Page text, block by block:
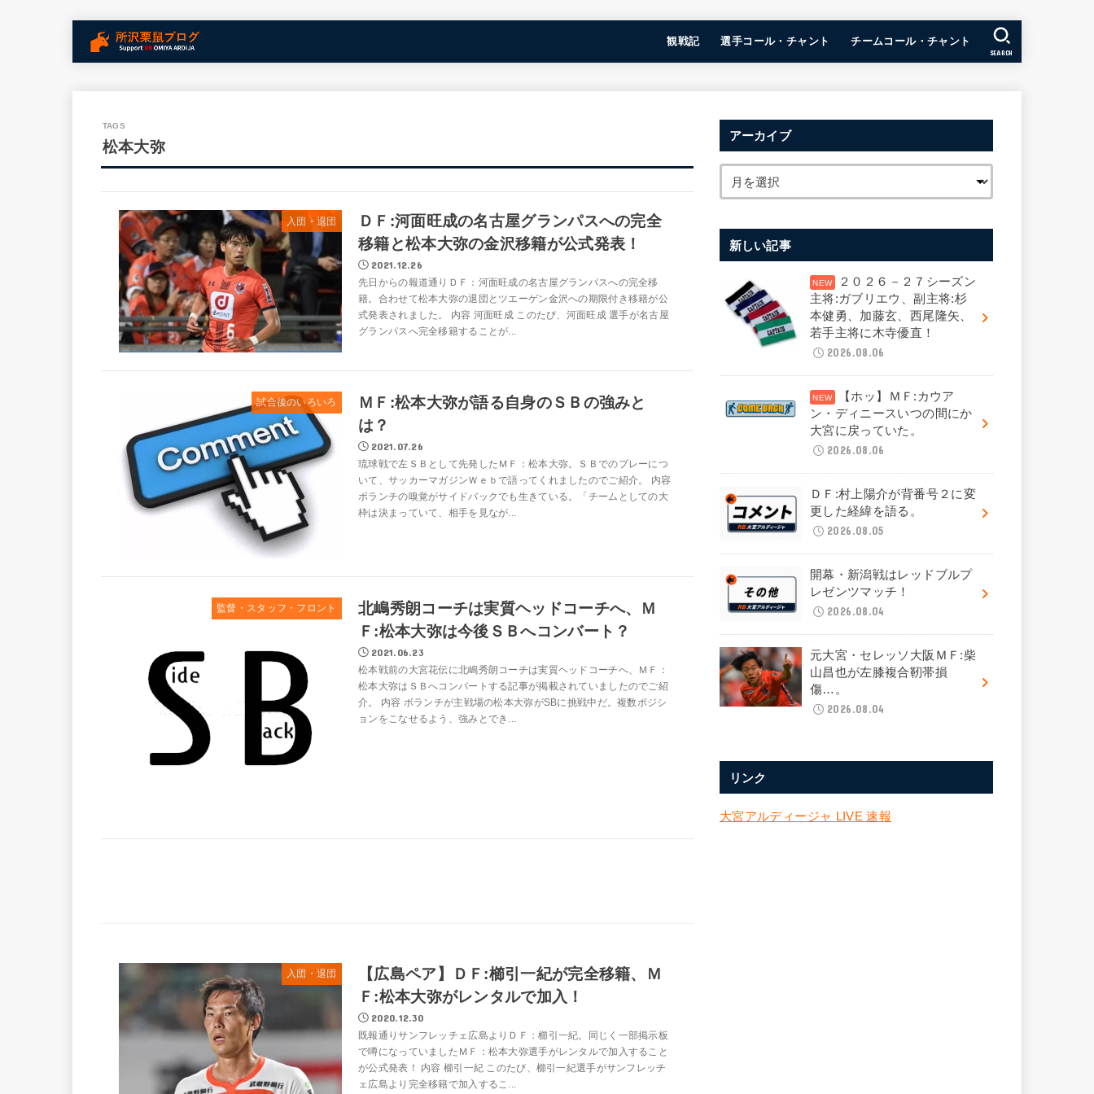
観戦記 選手コール・チャント チームコール・チャント
SEARCH
松本大弥
入団・退団
ＤＦ:河面旺成の名古屋グランパスへの完全
移籍と松本大弥の金沢移籍が公式発表！
2021.12.26
先日からの報道通りＤＦ：河面旺成の名古屋グランパスへの完全移
籍。合わせて松本大弥の退団とツエーゲン金沢への期限付き移籍が公
式発表されました。 内容 河面旺成 このたび、河面旺成 選手が名古屋
グランパスへ完全移籍することが...
試合後のいろいろ
ＭＦ:松本大弥が語る自身のＳＢの強みと
は？
2021.07.26
琉球戦で左ＳＢとして先発したＭＦ：松本大弥。ＳＢでのプレーにつ
いて、サッカーマガジンＷｅｂで語ってくれましたのでご紹介。 内容
ボランチの嗅覚がサイドバックでも生きている。「チームとしての大
枠は決まっていて、相手を見なが...
監督・スタッフ・フロント
北嶋秀朗コーチは実質ヘッドコーチへ、Ｍ
Ｆ:松本大弥は今後ＳＢへコンバート？
2021.06.23
松本戦前の大宮花伝に北嶋秀朗コーチは実質ヘッドコーチへ、ＭＦ：
松本大弥はＳＢへコンバートする記事が掲載されていましたのでご紹
介。 内容 ボランチが主戦場の松本大弥がSBに挑戦中だ。複数ポジシ
ョンをこなせるよう、強みとでき...
入団・退団
【広島ペア】ＤＦ:櫛引一紀が完全移籍、Ｍ
Ｆ:松本大弥がレンタルで加入！
2020.12.30
既報通りサンフレッチェ広島よりＤＦ：櫛引一紀。同じく一部掲示板
で噂になっていましたＭＦ：松本大弥選手がレンタルで加入すること
が公式発表！ 内容 櫛引一紀 このたび、櫛引一紀選手がサンフレッチ
ェ広島より完全移籍で加入するこ...
アーカイブ
新しい記事
２０２６－２７シーズン
主将:ガブリエウ、副主将:杉
本健勇、加藤玄、西尾隆矢、
若手主将に木寺優直！
2026.08.06
【ホッ】ＭＦ:カウア
ン・ディニースいつの間にか
大宮に戻っていた。
2026.08.06
ＤＦ:村上陽介が背番号２に変
更した経緯を語る。
2026.08.05
開幕・新潟戦はレッドブルプ
レゼンツマッチ！
2026.08.04
元大宮・セレッソ大阪ＭＦ:柴
山昌也が左膝複合靭帯損
傷…。
2026.08.04
リンク
大宮アルディージャ LIVE 速報